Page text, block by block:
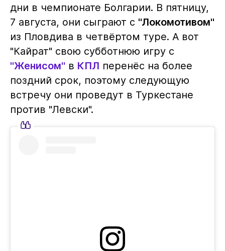
дни в чемпионате Болгарии. В пятницу,
7 августа, они сыграют с "Локомотивом"
из Пловдива в четвёртом туре. А вот
"Кайрат" свою субботнюю игру с
"Женисом" в КПЛ перенёс на более
поздний срок, поэтому следующую
встречу они проведут в Туркестане
против "Левски".